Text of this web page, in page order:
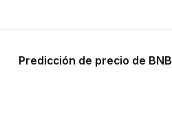
Predicción de precio de BNB